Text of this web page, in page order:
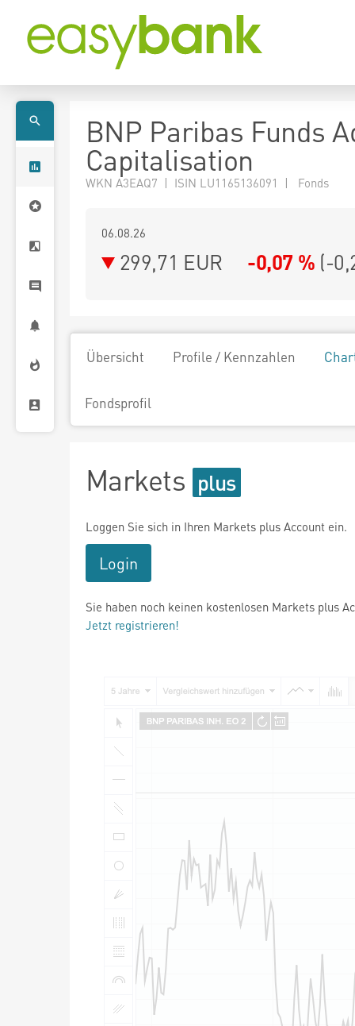
BNP Paribas Funds
Capitalisation
WKN A3EAQ7 | ISIN LU1165136091 | Fonds
06.08.26
299,71 EUR -0,07 % (-
Übersicht Profile / Kennzahlen
Fondsprofil
Markets
Loggen Sie sich in Ihren Markets plus Account ein.
Login
Sie haben noch keinen kostenlosen Markets plus
Jetzt registrieren!